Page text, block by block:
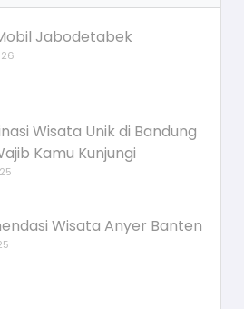
Jabodetabek
Wisata Unik di Bandung
Kamu Kunjungi
Wisata Anyer Banten